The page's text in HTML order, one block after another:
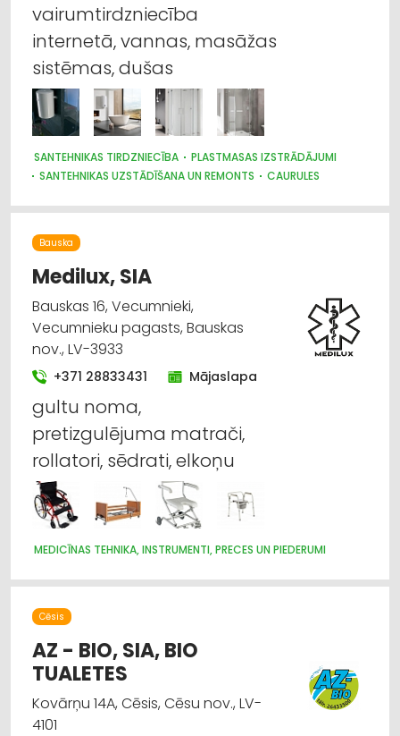
vairumtirdzniecība
internetā, vannas, masāžas
sistēmas, dušas
SANTEHNIKAS TIRDZNIECĪBA
PLASTMASAS IZSTRĀDĀJUMI
SANTEHNIKAS UZSTĀDĪŠANA UN REMONTS
CAURULES
SILTUMAPGĀDE UN SILTUMTĪKLI
BŪVMATERIĀLU, BŪVKONSTRUKCIJU TIRDZNIECĪBA
SŪKŅI, PUMPJI, VĀRSTI, VENTIĻI
SILTUMTEHNIKA, APKURES IEKĀRTAS
CELTNIECĪBAS UN REMONTA DARBI
INTERNETVEIKALI, E-KOMERCIJA
Bauska
Medilux, SIA
Bauskas 16, Vecumnieki,
Vecumnieku pagasts, Bauskas
nov., LV-3933
+371 28833431 Mājaslapa
gultu noma,
pretizgulējuma matrači,
rollatori, sēdrati, elkoņu
MEDICĪNAS TEHNIKA, INSTRUMENTI, PRECES UN PIEDERUMI
Cēsis
AZ - BIO, SIA, BIO
TUALETES
Kovārņu 14A, Cēsis, Cēsu nov., LV-
4101